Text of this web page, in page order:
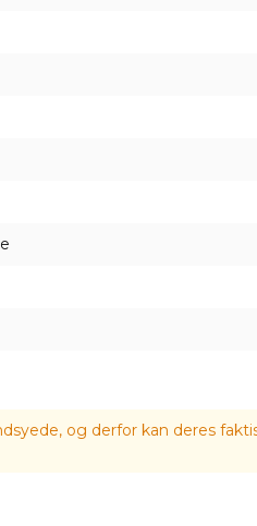
og derfor kan deres